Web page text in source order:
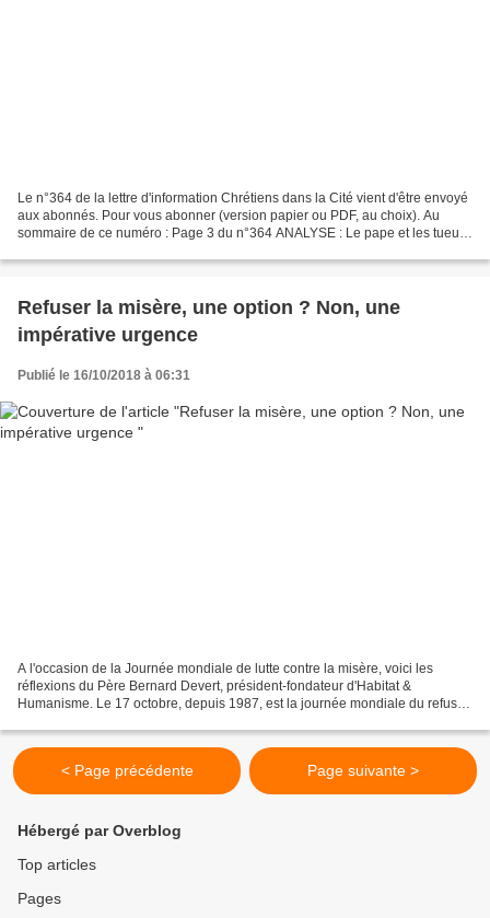
Le n°364 de la lettre d'information Chrétiens dans la Cité vient d'être envoyé
aux abonnés. Pour vous abonner (version papier ou PDF, au choix). Au
sommaire de ce numéro : Page 3 du n°364 ANALYSE : Le pape et les tueurs
Refuser la misère, une option ? Non, une
impérative urgence
Publié le 16/10/2018 à 06:31
A l'occasion de la Journée mondiale de lutte contre la misère, voici les
réflexions du Père Bernard Devert, président-fondateur d'Habitat &
Humanisme. Le 17 octobre, depuis 1987, est la journée mondiale du refus
< Page précédente Page suivante >
Hébergé par Overblog
Top articles
Pages